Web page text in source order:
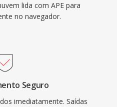
lida com APE para
no navegador.
Seguro
imediatamente. Saídas